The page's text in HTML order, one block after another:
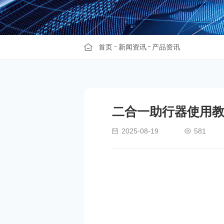
首页 新闻资讯 产品资讯
二合一助行器使用
2025-08-19 581